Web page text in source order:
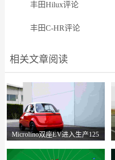
丰田Hilux评论
丰田C-HR评论
相关文章阅读
Microlino双座EV进入生产125